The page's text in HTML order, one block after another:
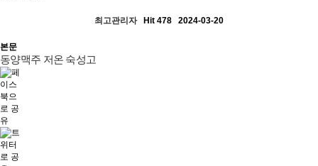
최고관리자 Hit 478 2024-03-20
본문
동양맥주 저온 숙성고